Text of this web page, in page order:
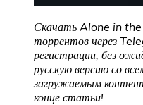
Скачать Alone in
торрентов через
регистрации, без
русскую версию со
загружаемым
конце статьи!